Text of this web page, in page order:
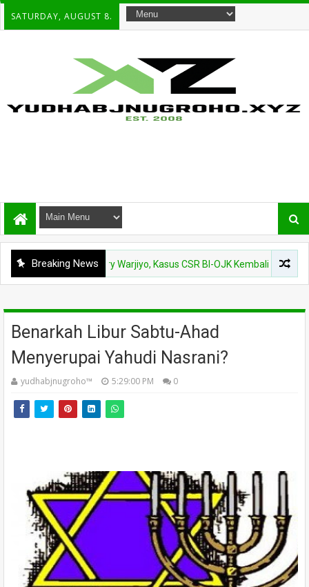
SATURDAY, AUGUST 8.
Breaking News
Panggil Perry Warjiyo, Kasus CSR BI-OJK Kembali Disorot
Benarkah Libur Sabtu-Ahad
Menyerupai Yahudi Nasrani?
yudhabjnugroho™️ 5:29:00 PM 0